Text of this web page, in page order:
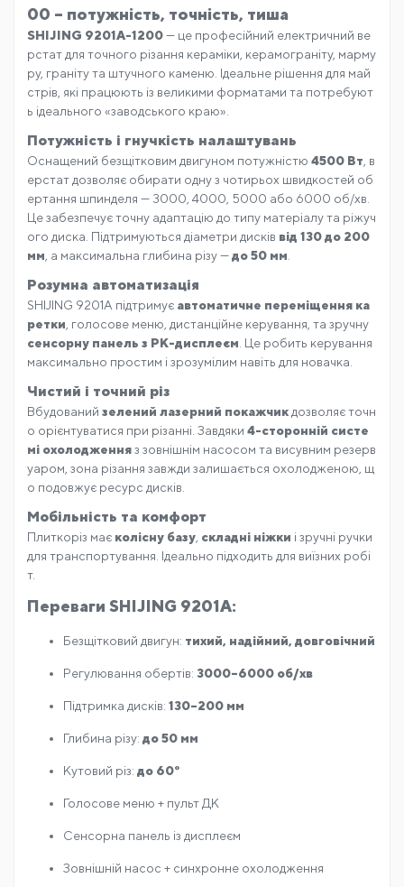
00 – потужність, точність, тиша
SHIJING 9201A-1200— це професійний електричний ве
рстат для точного різання кераміки, керамограніту, марму
ру, граніту та штучного каменю. Ідеальне рішення для май
стрів, які працюють із великими форматами та потребуют
ь ідеального «заводського краю».
Потужність і гнучкість налаштувань
Оснащений безщітковим двигуном потужністю 4500 Вт , в
ерстат дозволяє обирати одну з чотирьох швидкостей об
ертання шпинделя — 3000, 4000, 5000 або 6000 об/хв.
Це забезпечує точну адаптацію до типу матеріалу та ріжуч
ого диска. Підтримуються діаметри дисків від 130 до 200
мм , а максимальна глибина різу —до 50 мм
Розумна автоматизація
SHIJING 9201A підтримує автоматичне переміщення ка
ретки , голосове меню, дистанційне керування, та зручну
сенсорну панель з РК-дисплеєм . Це робить керування
максимально простим і зрозумілим навіть для новачка.
Чистий і точний різ
Вбудований зелений лазерний покажчик дозволяє точн
о орієнтуватися при різанні. Завдяки 4-сторонній систе
мі охолодженняз зовнішнім насосом та висувним резерв
уаром, зона різання завжди залишається охолодженою, щ
о подовжує ресурс дисків.
Мобільність та комфорт
Плиткоріз має колісну базу складні ніжки і зручні ручки
для транспортування. Ідеально підходить для виїзних робі
т.
Переваги SHIJING 9201A:
Безщітковий двигун: тихий, надійний, довговічний
Регулювання обертів: 3000–6000 об/хв
Підтримка дисків: 130–200 мм
Глибина різу: до 50 мм
Кутовий різ: до 60°
Голосове меню + пульт ДК
Сенсорна панель із дисплеєм
Зовнішній насос + синхронне охолодження